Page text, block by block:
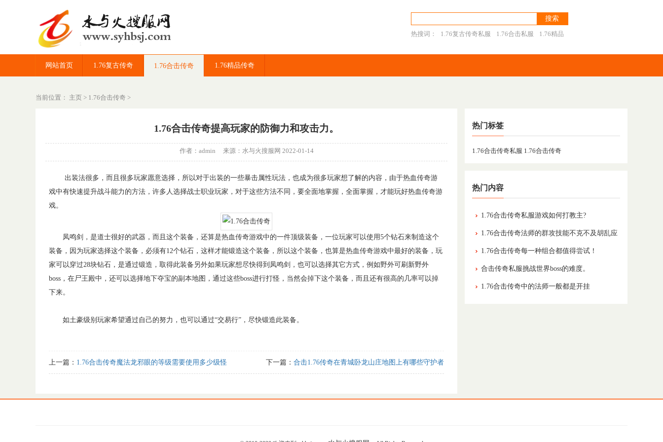
热搜词： 1.76复古传奇私服 1.76合击私服
1.76精品
网站首页 1.76复古传奇 1.76合击传奇 1.76精品传奇
当前位置： 主页 > 1.76合击传奇 >
热门标签
1.76合击传奇私服 1.76合击传奇
热门内容
1.76合击传奇私服游戏如何打教主?
1.76合击传奇法师的群攻技能不克不及胡乱应
用。
1.76合击传奇每一种组合都值得尝试！
合击传奇私服挑战世界boss的难度。
1.76合击传奇中的法师一般都是开挂
1.76合击传奇提高玩家的防御力和攻击力。
作者：admin 来源： 水与火搜服网 2022-01-14
出装法很多，而且很多玩家愿意选择，所以对于出装的一些暴击属性玩法，也成为很多玩家想了解的内容，由于热血传奇游
戏中有快速提升战斗能力的方法，许多人选择战士职业玩家，对于这些方法不同，要全面地掌握，全面掌握，才能玩好热血传奇游
戏。
凤鸣剑，是道士很好的武器，而且这个装备，还算是热血传奇游戏中的一件顶级装备，一位玩家可以使用5个钻石来制造这个
装备，因为玩家选择这个装备，必须有12个钻石，这样才能锻造这个装备，所以这个装备，也算是热血传奇游戏中最好的装备，玩
家可以穿过28块钻石，是通过锻造，取得此装备另外如果玩家想尽快得到凤鸣剑，也可以选择其它方式，例如野外可刷新野外
boss，在尸王殿中，还可以选择地下夺宝的副本地图，通过这些boss进行打怪，当然会掉下这个装备，而且还有很高的几率可以掉
下来。
如土豪级别玩家希望通过自己的努力，也可以通过“交易行”，尽快锻造此装备。
上一篇： 1.76合击传奇魔法龙邪眼的等级需要使用多少级怪 下一篇： 合击1.76传奇在青城卧龙山庄地图上有哪些守护者